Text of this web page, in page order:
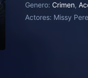
Genero: Crimen,
Actores: Missy